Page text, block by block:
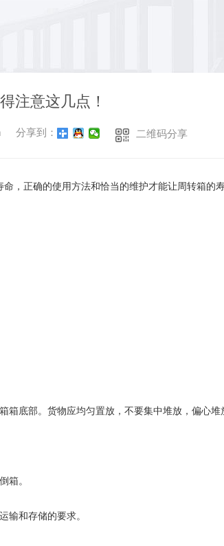
注意这几点！
分享到： 二维码分享
正确的使用方法和恰当的维护才能让周转箱的
底部。货物应均匀置放，不要集中堆放，偏心堆
箱。
输和存储的要求。